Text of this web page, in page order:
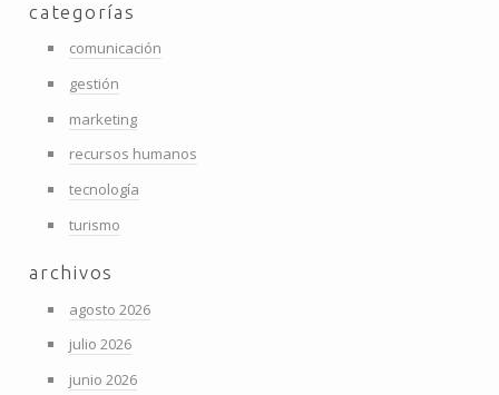
categorías
comunicación
gestión
marketing
recursos humanos
tecnología
turismo
archivos
agosto 2026
julio 2026
junio 2026